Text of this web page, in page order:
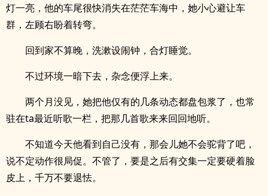
灯一亮，他的车尾很快消失在茫茫车海中，她小心避让车
群，左顾右盼着转弯。
回到家不算晚，洗漱设闹钟，合灯睡觉。
不过环境一暗下去，杂念便浮上来。
两个月没见，她把他仅有的几条动态都盘包浆了，也常
驻在ta最近听歌一栏，把那几首歌来来回回地听。
不知道今天他看到自己没有，那会儿她不会驼背了吧，
说不定动作很局促。不管了，要是之后有交集一定要硬着脸
皮上，千万不要退怯。